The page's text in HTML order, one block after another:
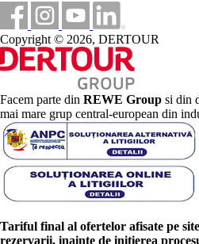
Copyright © 2026, DERTOUR
Facem parte din REWE Group si din
mai mare grup central-european din
Tariful final al ofertelor afisate pe
rezervarii, inainte de initierea